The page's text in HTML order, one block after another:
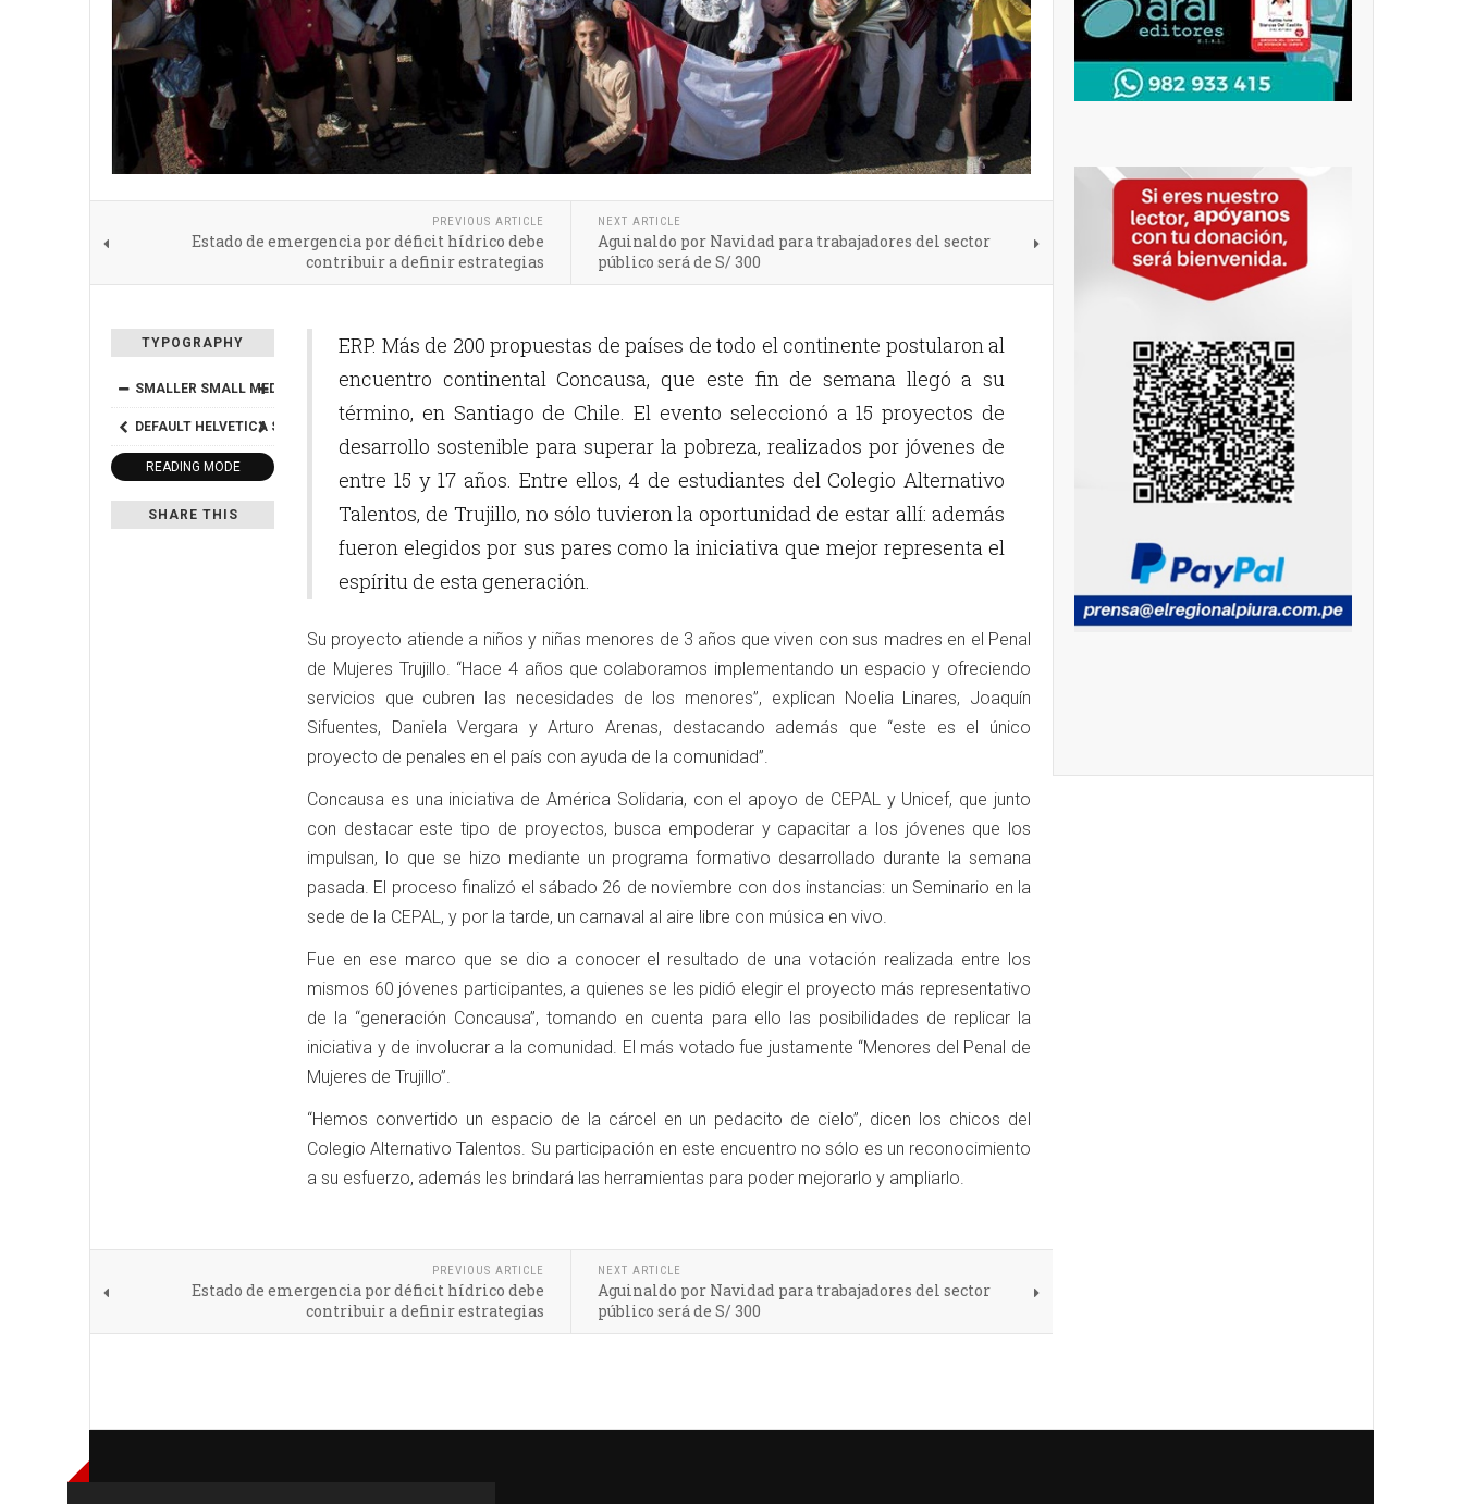
PREVIOUS ARTICLE
Estado de emergencia por déficit hídrico debe
contribuir a definir estrategias
NEXT ARTICLE
Aguinaldo por Navidad para trabajadores del sector
público será de S/ 300
TYPOGRAPHY
SMALLER SMALL MEDIUM BIGGER
DEFAULT HELVETICA SEGOE TIMES
READING MODE
SHARE THIS
ERP. Más de 200 propuestas de países de todo el continente postularon al
encuentro continental Concausa, que este fin de semana llegó a su
término, en Santiago de Chile. El evento seleccionó a 15 proyectos de
desarrollo sostenible para superar la pobreza, realizados por jóvenes de
entre 15 y 17 años. Entre ellos, 4 de estudiantes del Colegio Alternativo
Talentos, de Trujillo, no sólo tuvieron la oportunidad de estar allí: además
fueron elegidos por sus pares como la iniciativa que mejor representa el
espíritu de esta generación.
Su proyecto atiende a niños y niñas menores de 3 años que viven con sus madres en el Penal
de Mujeres Trujillo. “Hace 4 años que colaboramos implementando un espacio y ofreciendo
servicios que cubren las necesidades de los menores”, explican Noelia Linares, Joaquín
Sifuentes, Daniela Vergara y Arturo Arenas, destacando además que “este es el único
proyecto de penales en el país con ayuda de la comunidad”.
Concausa es una iniciativa de América Solidaria, con el apoyo de CEPAL y Unicef, que junto
con destacar este tipo de proyectos, busca empoderar y capacitar a los jóvenes que los
impulsan, lo que se hizo mediante un programa formativo desarrollado durante la semana
pasada. El proceso finalizó el sábado 26 de noviembre con dos instancias: un Seminario en la
sede de la CEPAL, y por la tarde, un carnaval al aire libre con música en vivo.
Fue en ese marco que se dio a conocer el resultado de una votación realizada entre los
mismos 60 jóvenes participantes, a quienes se les pidió elegir el proyecto más representativo
de la “generación Concausa”, tomando en cuenta para ello las posibilidades de replicar la
iniciativa y de involucrar a la comunidad. El más votado fue justamente “Menores del Penal de
Mujeres de Trujillo”.
“Hemos convertido un espacio de la cárcel en un pedacito de cielo”, dicen los chicos del
Colegio Alternativo Talentos. Su participación en este encuentro no sólo es un reconocimiento
a su esfuerzo, además les brindará las herramientas para poder mejorarlo y ampliarlo.
PREVIOUS ARTICLE
Estado de emergencia por déficit hídrico debe
contribuir a definir estrategias
NEXT ARTICLE
Aguinaldo por Navidad para trabajadores del sector
público será de S/ 300